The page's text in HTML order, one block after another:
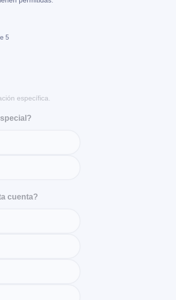
5
específica.
cuenta?